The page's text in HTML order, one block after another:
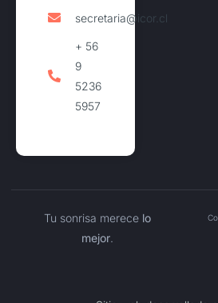
secretaria@icor.cl
+ 56
9
5236
5957
Tu sonrisa merece lo
mejor.